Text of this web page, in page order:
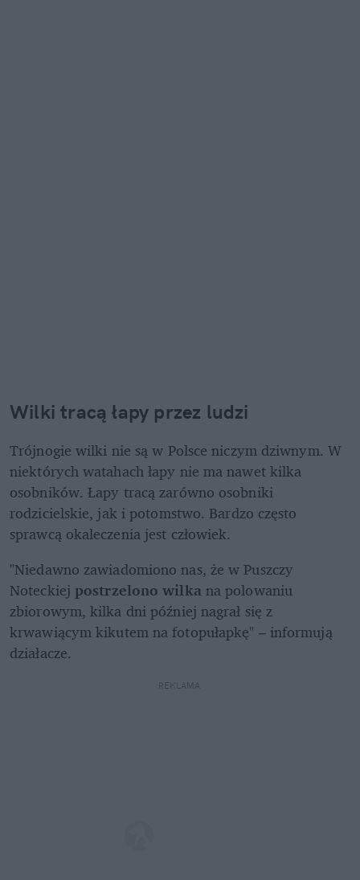
Wilki tracą łapy przez ludzi
Trójnogie wilki nie są w Polsce niczym dziwnym. W
niektórych watahach łapy nie ma nawet kilka
osobników. Łapy tracą zarówno osobniki
rodzicielskie, jak i potomstwo. Bardzo często
sprawcą okaleczenia jest człowiek.
"Niedawno zawiadomiono nas, że w Puszczy
Noteckiej postrzelono wilka na polowaniu
zbiorowym, kilka dni później nagrał się z
krwawiącym kikutem na fotopułapkę" – informują
działacze.
REKLAMA